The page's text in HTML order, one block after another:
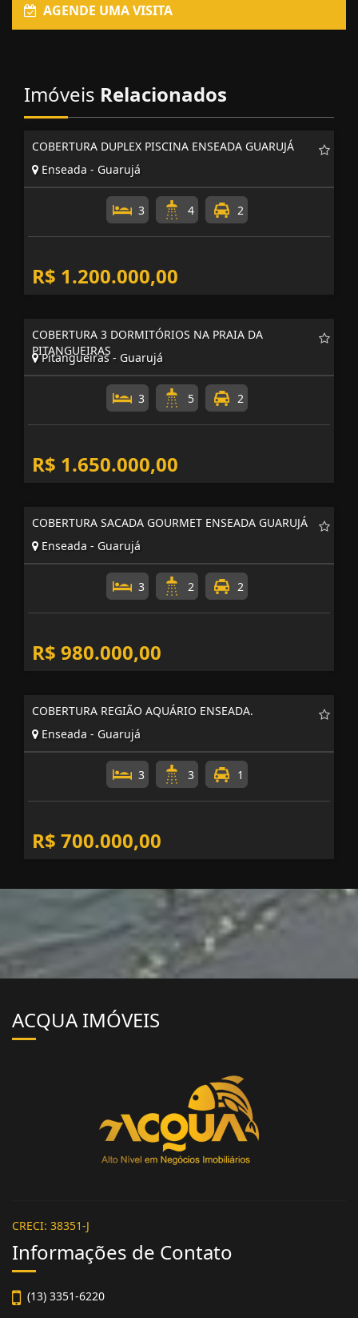
AGENDE UMA VISITA
Imóveis Relacionados
COBERTURA DUPLEX PISCINA ENSEADA GUARUJÁ
Enseada - Guarujá
3 4 2
R$ 1.200.000,00
COBERTURA 3 DORMITÓRIOS NA PRAIA DA
PITANGUEIRAS
Pitangueiras - Guarujá
3 5 2
R$ 1.650.000,00
COBERTURA SACADA GOURMET ENSEADA GUARUJÁ
Enseada - Guarujá
3 2 2
R$ 980.000,00
COBERTURA REGIÃO AQUÁRIO ENSEADA.
Enseada - Guarujá
3 3 1
R$ 700.000,00
ACQUA IMÓVEIS
CRECI: 38351-J
Informações de Contato
(13) 3351-6220